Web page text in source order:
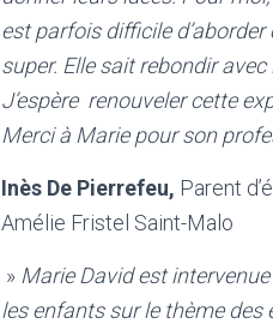
est parfois difficile
super. Elle sait rebondir
J’espère renouveler cette
Merci à Marie pour son
Inès De Pierrefeu, Parent
Amélie Fristel Saint-Malo
» Marie David est
les enfants sur le thème